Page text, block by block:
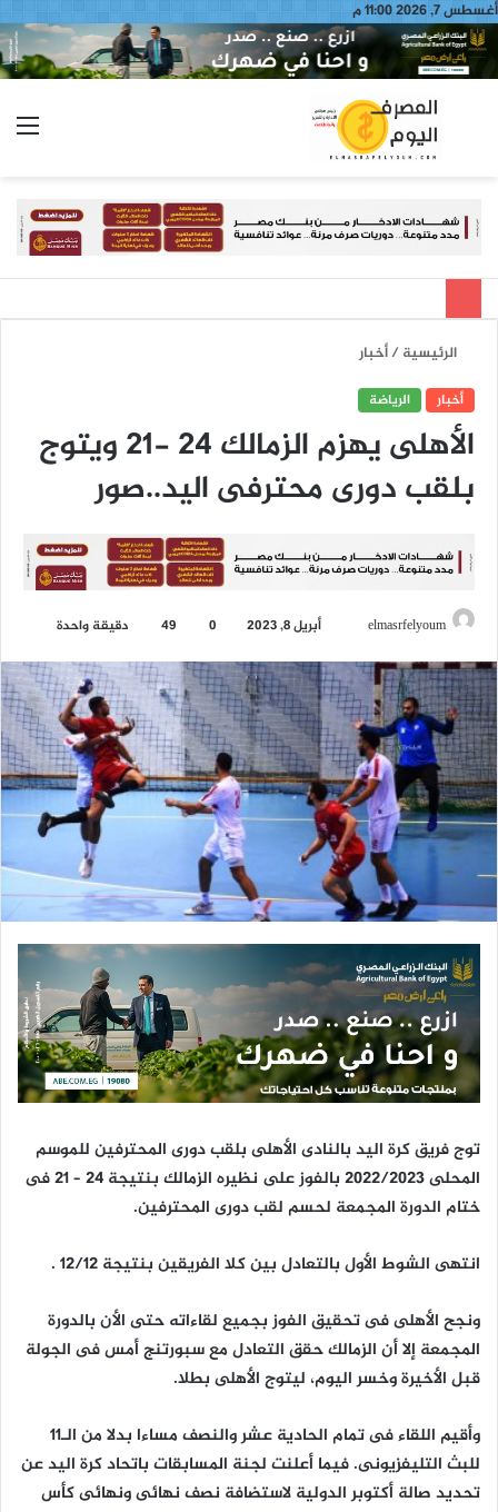
أغسطس 7, 2026 11:00 م
بحث
الرئيسية/أخبار
أخبار الرياضة
الأهلى يهزم الزمالك 24 -21 ويتوج
بلقب دورى محترفى اليد..صور
elmasrfelyoum
س
ل
ب
ر
ي
د
ا
إ
ل
ك
ت
و
ن
ي
ا
أبريل 8, 2023 0
49 دقيقة واحدة
توج فريق كرة اليد بالنادى الأهلى بلقب دورى المحترفين للموسم
المحلى 2022/2023 بالفوز على نظيره الزمالك بنتيجة 24 – 21 فى
ختام الدورة المجمعة لحسم لقب دورى المحترفين.
انتهى الشوط الأول بالتعادل بين كلا الفريقين بنتيجة 12/12 .
ونجح الأهلى فى تحقيق الفوز بجميع لقاءاته حتى الأن بالدورة
المجمعة إلا أن الزمالك حقق التعادل مع سبورتنج أمس فى الجولة
قبل الأخيرة وخسر اليوم، ليتوج الأهلى بطلا.
وأقيم اللقاء فى تمام الحادية عشر والنصف مساءا بدلا من الـ11
للبث التليفزيونى. فيما أعلنت لجنة المسابقات باتحاد كرة اليد عن
تحديد صالة أكتوبر الدولية لاستضافة نصف نهائى ونهائى كأس